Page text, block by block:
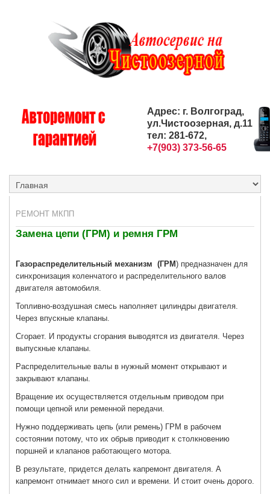
Адрес: г. Волгоград,
ул.Чистоозерная, д.11
тел: 281-672,
+7(903) 373-56-65
РЕМОНТ МКПП
Замена цепи (ГРМ) и ремня ГРМ
Газораспределительный механизм (ГРМ) предназначен для
синхронизация коленчатого и распределительного валов
двигателя автомобиля.
Топливно-воздушная смесь наполняет цилиндры двигателя.
Через впускные клапаны.
Сгорает. И продукты сгорания выводятся из двигателя. Через
выпускные клапаны.
Распределительные валы в нужный момент открывают и
закрывают клапаны.
Вращение их осуществляется отдельным приводом при
помощи цепной или ременной передачи.
Нужно поддерживать цепь (или ремень) ГРМ в рабочем
состоянии потому, что их обрыв приводит к столкновению
поршней и клапанов работающего мотора.
В результате, придется делать капремонт двигателя. А
капремонт отнимает много сил и времени. И стоит очень дорого.